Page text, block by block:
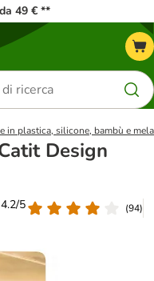
49 € **
in plastica, silicone, bambù e
Design
5
(94)